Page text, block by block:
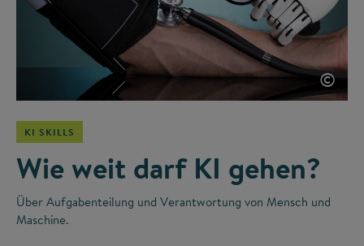
©
KI SKILLS
Wie weit darf KI gehen?
Über Aufgabenteilung und Verantwortung von Mensch und
Maschine.